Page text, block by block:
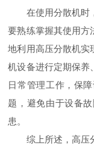
在使用分散机时，
要熟练掌握其使用方
地利用高压分散机实
机设备进行定期保养
日常管理工作，保
题，避免由于设备
患。
综上所述，高压分